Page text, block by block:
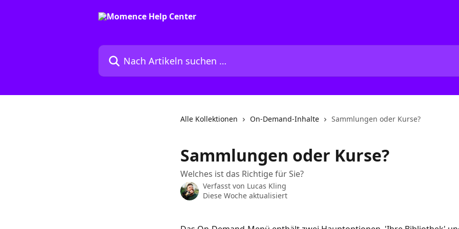
Nach Artikeln suchen …
Alle Kollektionen On-Demand-Inhalte Sammlungen oder Kurse?
Sammlungen oder Kurse?
Welches ist das Richtige für Sie?
Verfasst von Lucas Kling
Diese Woche aktualisiert